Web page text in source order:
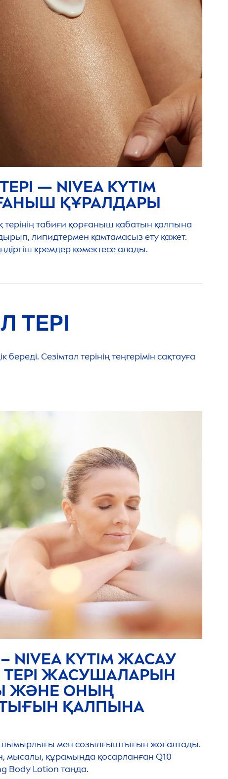
— NIVEAКҮТІМ
ҚҰРАЛДАРЫ
терінің табиғи қорғаныш қабатын қалпына
липидтермен қамтамасыз ету қажет.
кремдер көмектесе алады.
ТЕРІ
Сезімтал терінің теңгерімін сақтауға
NIVEAКҮТІМ ЖАСАУ
ЖАСУШАЛАРЫН
ЖӘНЕ ОНЫҢ
ҚАЛПЫНА
шымырлығы мен созылғыштығын жоғалтады.
мысалы, құрамында қосарланған Q10
Body Lotion таңда.